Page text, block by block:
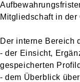
Mitgliedschaft in
Der interne Bereich
- der Einsicht,
gespeicherten
- dem Überblick